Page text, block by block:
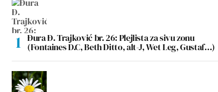
Đura Đ. Trajković br. 26: Plejlista za sivu zonu
(Fontaines D.C, Beth Ditto, alt-J, Wet Leg, Gustaf…)